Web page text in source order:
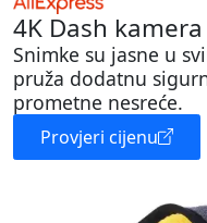
4K Dash
Snimke su jasne u
pruža dodatnu
prometne nesreće.
Provjeri cijenu